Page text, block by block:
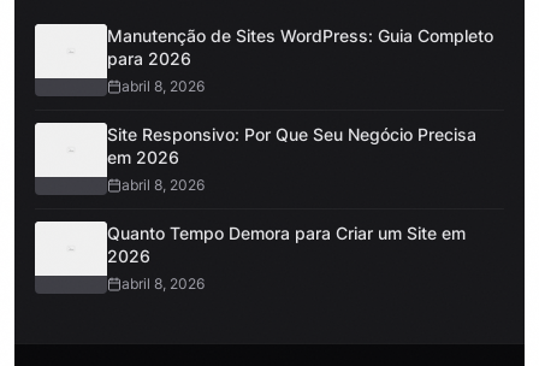
Manutenção de Sites WordPress: Guia Completo
para 2026
abril 8, 2026
Site Responsivo: Por Que Seu Negócio Precisa
em 2026
abril 8, 2026
Quanto Tempo Demora para Criar um Site em
2026
abril 8, 2026